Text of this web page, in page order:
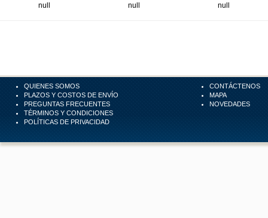
null
null
null
QUIENES SOMOS
PLAZOS Y COSTOS DE ENVÍO
PREGUNTAS FRECUENTES
TÉRMINOS Y CONDICIONES
POLÍTICAS DE PRIVACIDAD
CONTÁCTENOS
MAPA
NOVEDADES